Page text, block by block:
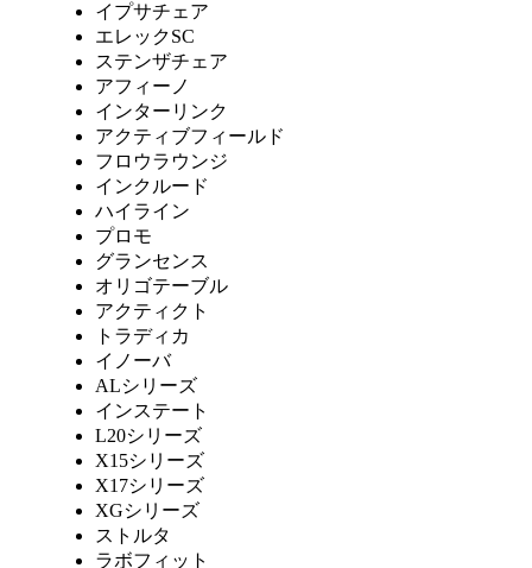
イプサチェア
エレックSC
ステンザチェア
アフィーノ
インターリンク
アクティブフィールド
フロウラウンジ
インクルード
ハイライン
プロモ
グランセンス
オリゴテーブル
アクティクト
トラディカ
イノーバ
ALシリーズ
インステート
L20シリーズ
X15シリーズ
X17シリーズ
XGシリーズ
ストルタ
ラボフィット